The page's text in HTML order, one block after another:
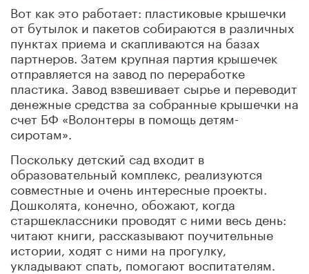
Вот как это работает: пластиковые крышечки
от бутылок и пакетов собираются в различных
пунктах приема и скапливаются на базах
партнеров. Затем крупная партия крышечек
отправляется на завод по переработке
пластика. Завод взвешивает сырье и переводит
денежные средства за собранные крышечки на
счет БФ «Волонтеры в помощь детям-
сиротам».
Поскольку детский сад входит в
образовательный комплекс, реализуются
совместные и очень интересные проекты.
Дошколята, конечно, обожают, когда
старшеклассники проводят с ними весь день:
читают книги, рассказывают поучительные
истории, ходят с ними на прогулку,
укладывают спать, помогают воспитателям.